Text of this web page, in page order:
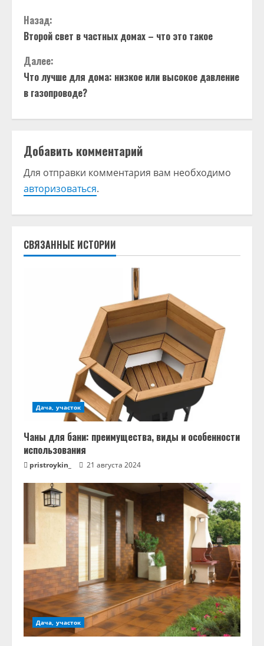
П
р
о
д
о
л
ж
и
т
ь
Назад:
Второй свет в частных домах – что это такое
Далее:
Что лучше для дома: низкое или высокое давление
в газопроводе?
Добавить комментарий
Для отправки комментария вам необходимо
авторизоваться.
СВЯЗАННЫЕ ИСТОРИИ
Дача, участок
Чаны для бани: преимущества, виды и особенности
использования
pristroykin_ 21 августа 2024
Дача, участок